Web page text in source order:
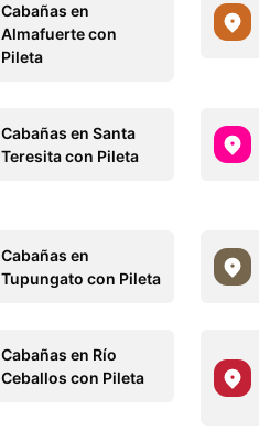
Cabañas en
Almafuerte con
Pileta
Cabañas en Santa
Teresita con Pileta
Cabañas en
Tupungato con Pileta
Cabañas en Río
Ceballos con Pileta